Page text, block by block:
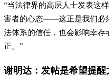
“当法律界的高层人士发表这
害者的心态——这正是我们必
法体系的信任，也会影响幸
正。”
谢明达：发帖是希望提